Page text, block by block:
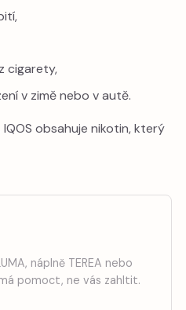
cigarety,
v zimě nebo v autě.
IQOS obsahuje nikotin, který
náplně TEREA nebo
pomoct, ne vás zahltit.